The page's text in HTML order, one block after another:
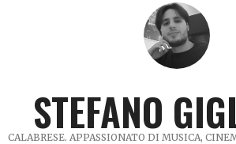
STEFANO
CALABRESE. APPASSIONATO DI MUSICA,